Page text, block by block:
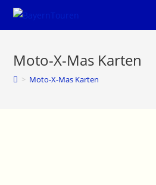
Moto-X-Mas Karten
> Moto-X-Mas Karten